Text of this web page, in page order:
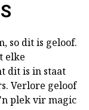
so dit is geloof.
elke
dit is in staat
Verlore geloof
plek vir magic